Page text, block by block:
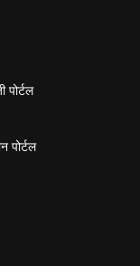
पोर्टल
पोर्टल